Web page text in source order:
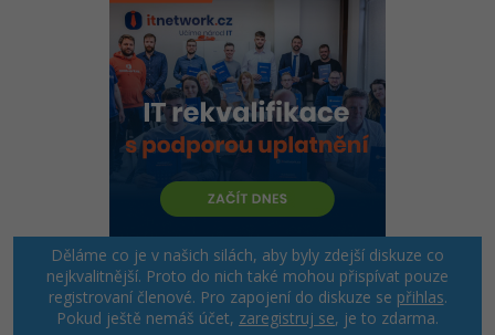
Děláme co je v našich silách, aby byly zdejší diskuze co
nejkvalitnější. Proto do nich také mohou přispívat pouze
registrovaní členové. Pro zapojení do diskuze se přihlas.
Pokud ještě nemáš účet, zaregistruj se, je to zdarma.